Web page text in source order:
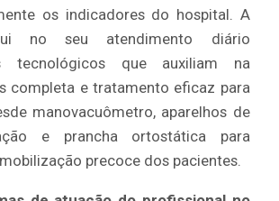
os indicadores do hospital. A
no seu atendimento diário
tecnológicos que auxiliam na
completa e tratamento eficaz para
manovacuômetro, aparelhos de
e prancha ortostática para
precoce dos pacientes.